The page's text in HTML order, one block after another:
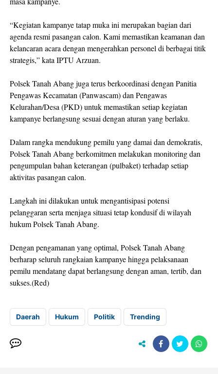
“Kegiatan kampanye tatap muka ini merupakan bagian dari
agenda resmi pasangan calon. Kami memastikan keamanan dan
kelancaran acara dengan mengerahkan personel di berbagai titik
strategis,” kata IPTU Arzuan.
Polsek Tanah Abang juga terus berkoordinasi dengan Panitia
Pengawas Kecamatan (Panwascam) dan Pengawas
Kelurahan/Desa (PKD) untuk memastikan setiap kegiatan
kampanye berlangsung sesuai dengan aturan yang berlaku.
Dalam rangka mendukung pemilu yang damai dan demokratis,
Polsek Tanah Abang berkomitmen melakukan monitoring dan
pengumpulan bahan keterangan (pulbaket) terhadap setiap
aktivitas pasangan calon.
Langkah ini dilakukan untuk mengantisipasi potensi
pelanggaran serta menjaga situasi tetap kondusif di wilayah
hukum Polsek Tanah Abang.
Dengan pengamanan yang optimal, Polsek Tanah Abang
berharap seluruh rangkaian kampanye hingga pelaksanaan
pemilu mendatang dapat berlangsung dengan aman, tertib, dan
sukses.(Red)
Daerah Hukum Politik Trending